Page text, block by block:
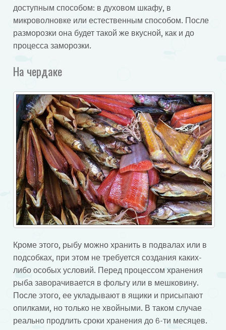
доступным способом: в духовом шкафу, в
микроволновке или естественным способом. После
разморозки она будет такой же вкусной, как и до
процесса заморозки.
На чердаке
Кроме этого, рыбу можно хранить в подвалах или в
подсобках, при этом не требуется создания каких-
либо особых условий. Перед процессом хранения
рыба заворачивается в фольгу или в мешковину.
После этого, ее укладывают в ящики и присыпают
опилками, но только не хвойными. В таком случае
реально продлить сроки хранения до 6-ти месяцев.